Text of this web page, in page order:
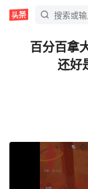
百分百拿
还好